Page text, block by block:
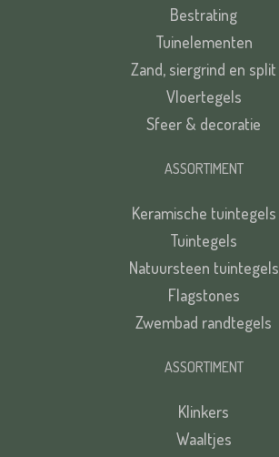
Bestrating
Tuinelementen
Zand, siergrind en split
Vloertegels
Sfeer & decoratie
ASSORTIMENT
Keramische tuintegels
Tuintegels
Natuursteen tuintegels
Flagstones
Zwembad randtegels
ASSORTIMENT
Klinkers
Waaltjes